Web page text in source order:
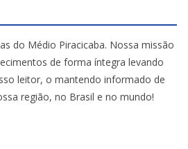
do Médio Piracicaba. Nossa missão
de forma íntegra levando
leitor, o mantendo informado de
região, no Brasil e no mundo!